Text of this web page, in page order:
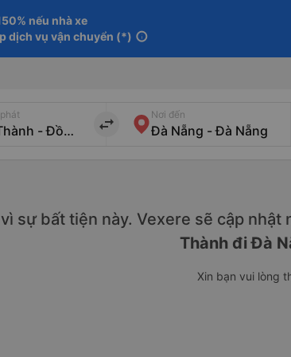
nếu nhà xe
dịch vụ vận chuyển (*) info
import_export
Nơi đến
sự bất tiện này. Vexere sẽ cập nhật
Thành đi Đà
Xin bạn vui lòng